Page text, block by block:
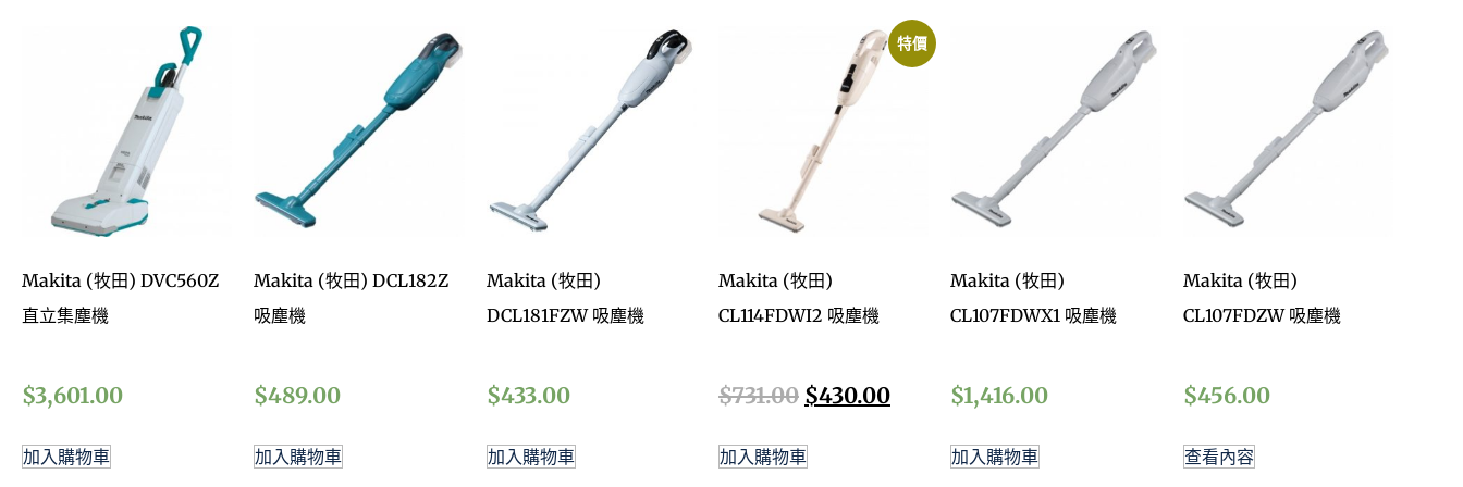
Makita (牧田) DVC560Z
直立集塵機
$3,601.00
加入購物車
Makita (牧田) DCL182Z
吸塵機
$489.00
加入購物車
Makita (牧田)
DCL181FZW 吸塵機
$433.00
加入購物車
特價
Makita (牧田)
CL114FDWI2 吸塵機
$731.00 $430.00
加入購物車
Makita (牧田)
CL107FDWX1 吸塵機
$1,416.00
加入購物車
Makita (牧田)
CL107FDZW 吸塵機
$456.00
查看內容